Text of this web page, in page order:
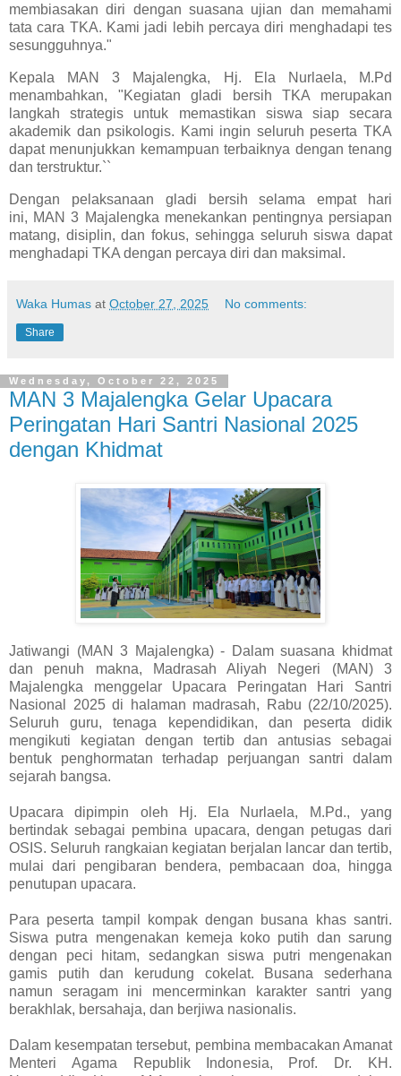
membiasakan diri dengan suasana ujian dan memahami
tata cara TKA. Kami jadi lebih percaya diri menghadapi tes
sesungguhnya."
Kepala MAN 3 Majalengka, Hj. Ela Nurlaela, M.Pd
menambahkan, "Kegiatan gladi bersih TKA merupakan
langkah strategis untuk memastikan siswa siap secara
akademik dan psikologis. Kami ingin seluruh peserta TKA
dapat menunjukkan kemampuan terbaiknya dengan tenang
dan terstruktur.``
Dengan pelaksanaan gladi bersih selama empat hari
ini, MAN 3 Majalengka menekankan pentingnya persiapan
matang, disiplin, dan fokus, sehingga seluruh siswa dapat
menghadapi TKA dengan percaya diri dan maksimal.
Waka Humas at October 27, 2025 No comments:
Share
Wednesday, October 22, 2025
MAN 3 Majalengka Gelar Upacara
Peringatan Hari Santri Nasional 2025
dengan Khidmat
Jatiwangi (MAN 3 Majalengka) - Dalam suasana khidmat
dan penuh makna, Madrasah Aliyah Negeri (MAN) 3
Majalengka menggelar Upacara Peringatan Hari Santri
Nasional 2025 di halaman madrasah, Rabu (22/10/2025).
Seluruh guru, tenaga kependidikan, dan peserta didik
mengikuti kegiatan dengan tertib dan antusias sebagai
bentuk penghormatan terhadap perjuangan santri dalam
sejarah bangsa.
Upacara dipimpin oleh Hj. Ela Nurlaela, M.Pd., yang
bertindak sebagai pembina upacara, dengan petugas dari
OSIS. Seluruh rangkaian kegiatan berjalan lancar dan tertib,
mulai dari pengibaran bendera, pembacaan doa, hingga
penutupan upacara.
Para peserta tampil kompak dengan busana khas santri.
Siswa putra mengenakan kemeja koko putih dan sarung
dengan peci hitam, sedangkan siswa putri mengenakan
gamis putih dan kerudung cokelat. Busana sederhana
namun seragam ini mencerminkan karakter santri yang
berakhlak, bersahaja, dan berjiwa nasionalis.
Dalam kesempatan tersebut, pembina membacakan Amanat
Menteri Agama Republik Indonesia, Prof. Dr. KH.